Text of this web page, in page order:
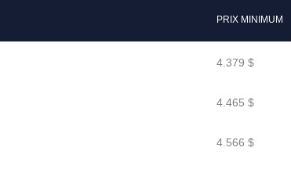
PRIX MINIMUM
4.379 $
4.465 $
4.566 $